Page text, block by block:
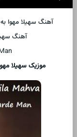
آهنگ سهیلا مهوا
آهنگ
موزیک سهیلا